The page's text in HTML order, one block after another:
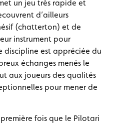
un jeu très rapide et
d’ailleurs
(chatterton) et de
instrument pour
discipline est appréciée du
échanges menés le
aux joueurs des qualités
pour mener de
fois que le Pilotari